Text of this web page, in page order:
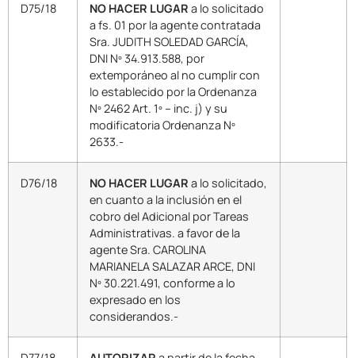
D75/18 NO HACER LUGAR a lo solicitado
a fs. 01 por la agente contratada
Sra. JUDITH SOLEDAD GARCÍA,
DNI Nº 34.913.588, por
extemporáneo al no cumplir con
lo establecido por la Ordenanza
Nº 2462 Art. 1º – inc. j) y su
modificatoria Ordenanza Nº
2633.-
D76/18 NO HACER LUGAR a lo solicitado,
en cuanto a la inclusión en el
cobro del Adicional por Tareas
Administrativas. a favor de la
agente Sra. CAROLINA
MARIANELA SALAZAR ARCE, DNI
Nº 30.221.491, conforme a lo
expresado en los
considerandos.-